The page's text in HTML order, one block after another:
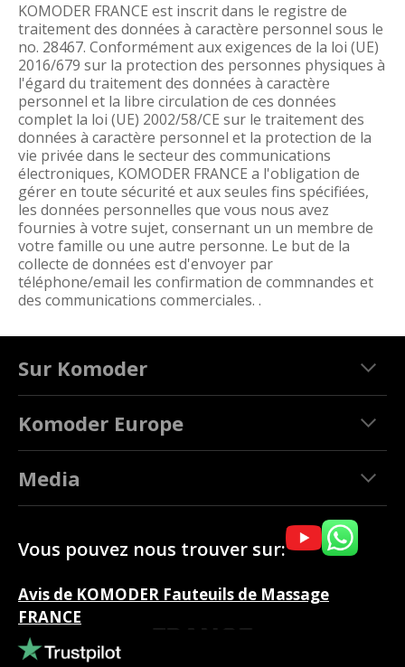
KOMODER FRANCE est inscrit dans le registre de
traitement des données à caractère personnel sous le
no. 28467. Conformément aux exigences de la loi (UE)
2016/679 sur la protection des personnes physiques à
l'égard du traitement des données à caractère
personnel et la libre circulation de ces données
complet la loi (UE) 2002/58/CE sur le traitement des
données à caractère personnel et la protection de la
vie privée dans le secteur des communications
électroniques, KOMODER FRANCE a l'obligation de
gérer en toute sécurité et aux seules fins spécifiées,
les données personnelles que vous nous avez
fournies à votre sujet, consernant un un membre de
votre famille ou une autre personne. Le but de la
collecte de données est d'envoyer par
téléphone/email les confirmation de commnandes et
des communications commerciales. .
Sur Komoder
Komoder Europe
Media
Vous pouvez nous trouver sur:
Avis de KOMODER Fauteuils de Massage
FRANCE